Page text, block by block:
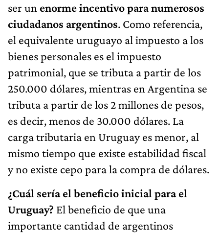
ser un enorme incentivo para numerosos
ciudadanos argentinos. Como referencia,
el equivalente uruguayo al impuesto a los
bienes personales es el impuesto
patrimonial, que se tributa a partir de los
250.000 dólares, mientras en Argentina se
tributa a partir de los 2 millones de pesos,
es decir, menos de 30.000 dólares. La
carga tributaria en Uruguay es menor, al
mismo tiempo que existe estabilidad fiscal
y no existe cepo para la compra de dólares.
¿Cuál sería el beneficio inicial para el
Uruguay? El beneficio de que una
importante cantidad de argentinos